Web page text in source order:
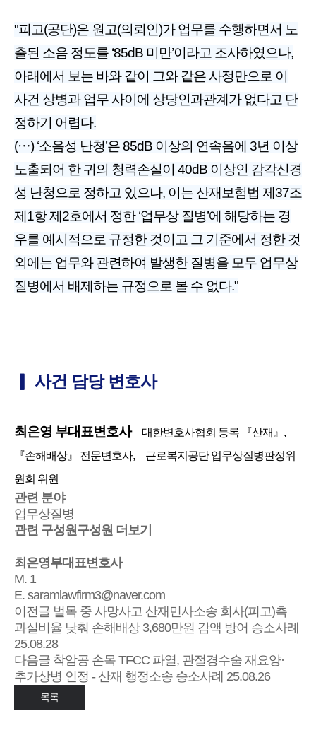
"피고(공단)은 원고(의뢰인)가 업무를 수행하면서 노
출된 소음 정도를 ‘85dB 미만’이라고 조사하였으나,
아래에서 보는 바와 같이 그와 같은 사정만으로 이
사건 상병과 업무 사이에 상당인과관계가 없다고 단
정하기 어렵다.
(⋯) ‘소음성 난청’은 85dB 이상의 연속음에 3년 이상
노출되어 한 귀의 청력손실이 40dB 이상인 감각신경
성 난청으로 정하고 있으나, 이는 산재보험법 제37조
제1항 제2호에서 정한 ‘업무상 질병’에 해당하는 경
우를 예시적으로 규정한 것이고 그 기준에서 정한 것
외에는 업무와 관련하여 발생한 질병을 모두 업무상
질병에서 배제하는 규정으로 볼 수 없다."
▎ 사건 담당 변호사
최은영 부대표변호사대한변호사협회 등록 『산재』,
『손해배상』 전문변호사, 근로복지공단 업무상질병판정위
원회 위원
관련 분야
업무상질병
관련 구성원구성원 더보기
최은영부대표변호사
M. 1
E. saramlawfirm3@naver.com
이전글 벌목 중 사망사고 산재민사소송 회사(피고)측
과실비율 낮춰 손해배상 3,680만원 감액 방어 승소사례
25.08.28
다음글 착암공 손목 TFCC 파열, 관절경수술 재요양·
추가상병 인정 - 산재 행정소송 승소사례 25.08.26
목록